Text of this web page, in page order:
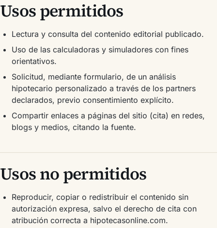
Usos permitidos
Lectura y consulta del contenido editorial publicado.
Uso de las calculadoras y simuladores con fines
orientativos.
Solicitud, mediante formulario, de un análisis
hipotecario personalizado a través de los partners
declarados, previo consentimiento explícito.
Compartir enlaces a páginas del sitio (cita) en redes,
blogs y medios, citando la fuente.
Usos no permitidos
Reproducir, copiar o redistribuir el contenido sin
autorización expresa, salvo el derecho de cita con
atribución correcta a hipotecasonline.com.